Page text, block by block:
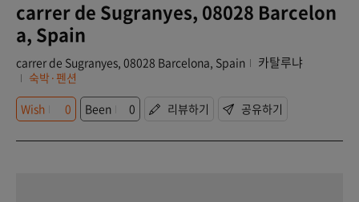
carrer de Sugranyes, 08028 Barcelon
a, Spain
carrer de Sugranyes, 08028 Barcelona, Spain 카탈루냐
숙박·펜션
Wish
0 Been 0 리뷰하기 공유하기